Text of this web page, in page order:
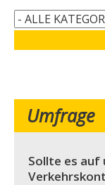
Umfrage
Sollte es auf